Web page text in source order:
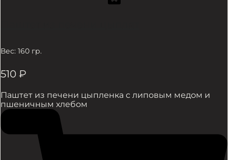
Вес: 160 гр.
510 ₽
Паштет из печени цыпленка с липовым медом и
пшеничным хлебом